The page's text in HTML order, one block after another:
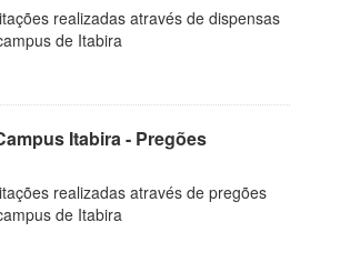
realizadas através de dispensas
de Itabira
Itabira - Pregões
realizadas através de pregões
de Itabira